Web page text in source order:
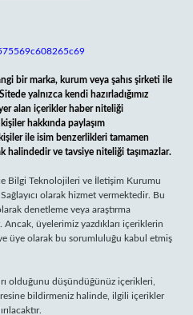
bir marka, kurum veya şahıs şirketi ile
yalnızca kendi hazırladığımız
alan içerikler haber niteliği
hakkında paylaşım
ile isim benzerlikleri tamamen
halindedir ve tavsiye niteliği taşımazlar.
Bilgi Teknolojileri ve İletişim Kurumu
olarak hizmet vermektedir. Bu
denetleme veya araştırma
üyelerimiz yazdıkları içeriklerin
üye olarak bu sorumluluğu kabul etmiş
olduğunu düşündüğünüz içerikleri,
bildirmeniz halinde, ilgili içerikler